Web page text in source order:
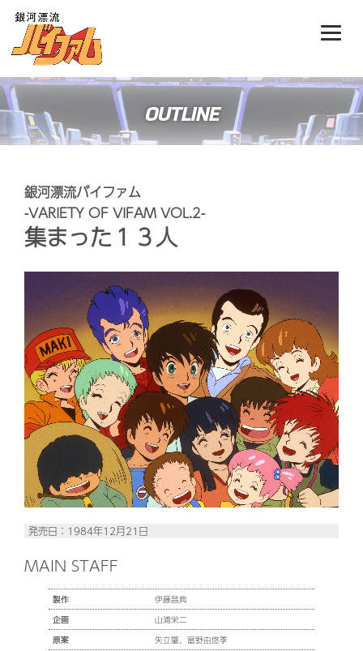
OUTLINE
銀河漂流バイファム
-VARIETY OF VIFAM VOL.2-
集まった１３人
発売日：1984年12月21日
MAIN STAFF
製作
伊藤昌典
企画
山浦栄二
原案
矢立肇、富野由悠季